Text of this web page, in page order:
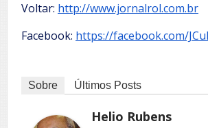
Voltar: http://www.jornalrol.com.br
Facebook: https://facebook.com/
Sobre Últimos Posts
Helio Rubens